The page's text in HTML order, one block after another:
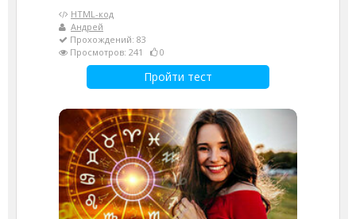
HTML-код
Андрей
Прохождений: 83
Просмотров: 241
0
Пройти тест